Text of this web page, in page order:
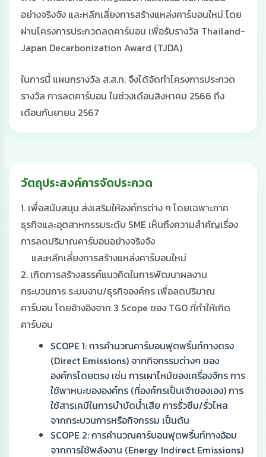
อย่างจริงจัง และหลีกเลี่ยงการสร้างแหล่งคาร์บอนใหม่ โดย
ผ่านโครงการประกวดลดคาร์บอน เพื่อรับรางวัล Thailand-
Japan Decarbonization Award (TJDA)
ในการนี้ แผนกรางวัล ส.ส.ท. จึงได้จัดทําโครงการประกวด
รางวัล การลดคาร์บอน ในช่วงเดือนสิงหาคม 2566 ถึง
เดือนกันยายน 2567
วัตถุประสงค์การจัดประกวด
1. เพื่อสนับสนุน ส่งเสริมให้องค์กรต่าง ๆ โดยเฉพาะภาค
ธุรกิจและอุตสาหกรรมระดับ SME เห็นถึงความสําคัญเรื่อง
การลดปริมาณคาร์บอนอย่างจริงจัง
และหลีกเลี่ยงการสร้างแหล่งคาร์บอนใหม่
2. เกิดการสร้างสรรค์แนวคิดในการพัฒนาผลงาน
กระบวนการ ระบบงาน/ธุรกิจองค์กร เพื่อลดปริมาณ
คาร์บอน โดยอ้างอิงจาก 3 Scope ของ TGO ที่ทําให้เกิด
คาร์บอน
SCOPE 1: การคำนวณคาร์บอนฟุตพริ้นท์ทางตรง
(Direct Emissions) จากกิจกรรมต่างๆ ของ
องค์กรโดยตรง เช่น การเผาไหม้ของเครื่องจักร การ
ใช้พาหนะขององค์กร (ที่องค์กรเป็นเจ้าของเอง) การ
ใช้สารเคมีในการบำบัดน้ำเสีย การรั่วซึม/รั่วไหล
จากกระบวนการหรือกิจกรรม เป็นต้น
SCOPE 2: การคำนวณคาร์บอนฟุตพริ้นท์ทางอ้อม
จากการใช้พลังงาน (Energy Indirect Emissions)